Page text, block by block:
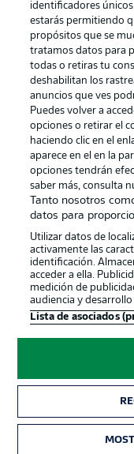
Official Partners
Publicidad
Gestionar las
Canales
Jugadores
Sello Editorial
identificadores
estarás permitiendo
propósitos que se
tratamos datos para
todas o retiras tu
deshabilitan los
anuncios que ves
Puedes volver a
opciones o retirar el
haciendo clic en el
aparece en el en la
opciones tendrán
saber más, consulta
Tanto nosotros
datos para
Utilizar datos de
activamente las
identificación.
acceder a ella.
medición de
audiencia y desarrollo
Lista de asociados